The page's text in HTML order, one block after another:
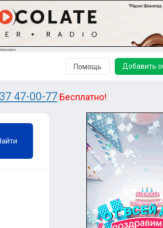
Помощь Добавить
47-00-77Бесплатно!